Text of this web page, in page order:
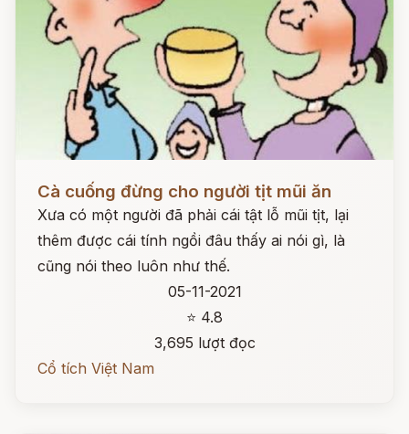
Cà cuống đừng cho người tịt mũi ăn
Xưa có một người đã phải cái tật lỗ mũi tịt, lại
thêm được cái tính ngồi đâu thấy ai nói gì, là
cũng nói theo luôn như thế.
05-11-2021
⭐ 4.8
3,695 lượt đọc
Cổ tích Việt Nam